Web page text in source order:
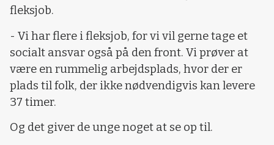
fleksjob.
- Vi har flere i fleksjob, for vi vil gerne tage et
socialt ansvar også på den front. Vi prøver at
være en rummelig arbejdsplads, hvor der er
plads til folk, der ikke nødvendigvis kan levere
37 timer.
Og det giver de unge noget at se op til.